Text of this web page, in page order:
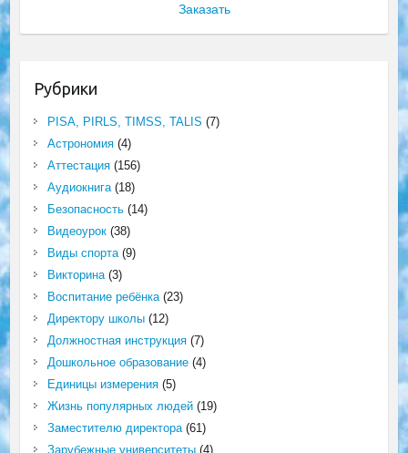
Заказать
Рубрики
PISA, PIRLS, TIMSS, TALIS (7)
Астрономия(4)
Аттестация(156)
Аудиокнига(18)
Безопасность(14)
Видеоурок(38)
Виды спорта(9)
Викторина(3)
Воспитание ребёнка(23)
Директору школы(12)
Должностная инструкция(7)
Дошкольное образование(4)
Единицы измерения(5)
Жизнь популярных людей(19)
Заместителю директора(61)
Зарубежные университеты(4)